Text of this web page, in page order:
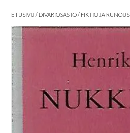
ETUSIVU / DIVARIOSASTO/ FIKTIO JA RUNOUS